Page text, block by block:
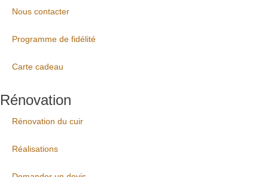
Nous contacter
Programme de fidélité
Carte cadeau
Rénovation
Rénovation du cuir
Réalisations